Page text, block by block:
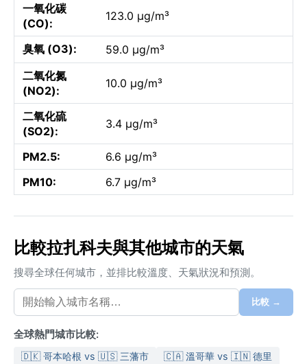
一氧化碳
(CO):
123.0 µg/m³
臭氧 (O3):
59.0 µg/m³
二氧化氮
(NO2):
10.0 µg/m³
二氧化硫
(SO2):
3.4 µg/m³
PM2.5:
6.6 µg/m³
PM10:
6.7 µg/m³
比較拉扎科夫與其他城市的天氣
搜尋全球任何城市，並排比較溫度、天氣狀況和預測。
比較 →
全球熱門城市比較:
🇩🇰 哥本哈根 vs 🇺🇸 三藩市
🇨🇦 溫哥華 vs 🇮🇳 德里